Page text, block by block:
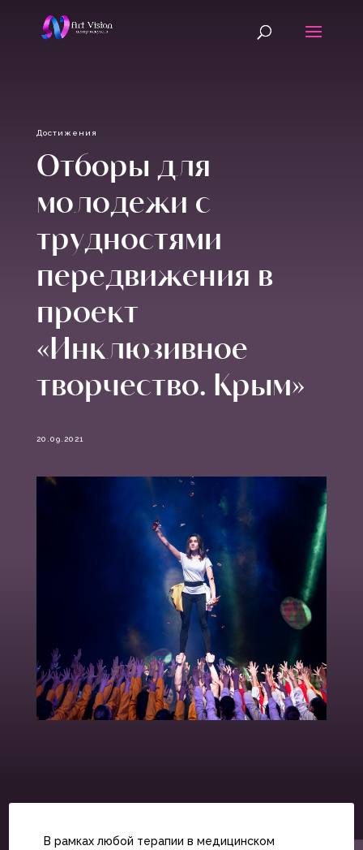
Достижения
Отборы для
молодежи с
трудностями
передвижения в
проект
«Инклюзивное
творчество. Крым»
20.09.2021
В рамках любой терапии в медицинском